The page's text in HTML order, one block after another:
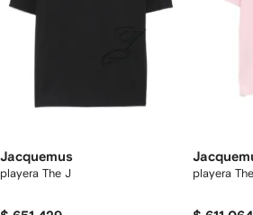
Jacquemus
playera The J playera